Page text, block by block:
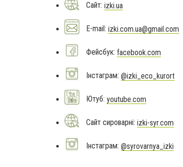
Сайт: izki.ua
E-mail: izki.com.ua@gmail.com
Фейсбук: facebook.com
Інстаграм: @izki_eco_kurort
Ютуб: youtube.com
Сайт сироварні: izki-syr.com
Інстаграм: @syrovarnya_izki